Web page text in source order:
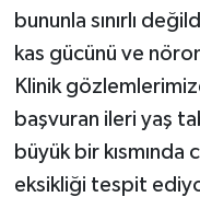
bununla sınırlı
kas gücünü ve
Klinik
başvuran ileri yaş
büyük bir
eksikliği tespit